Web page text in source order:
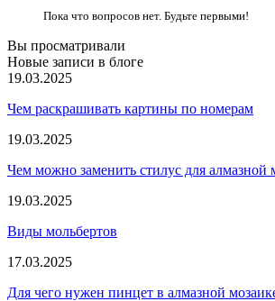
Пока что вопросов нет. Будьте первыми!
Вы просматривали
Новые записи в блоге
19.03.2025
Чем раскрашивать картины по номерам
19.03.2025
Чем можно заменить стилус для алмазной
19.03.2025
Виды мольбертов
17.03.2025
Для чего нужен пинцет в алмазной